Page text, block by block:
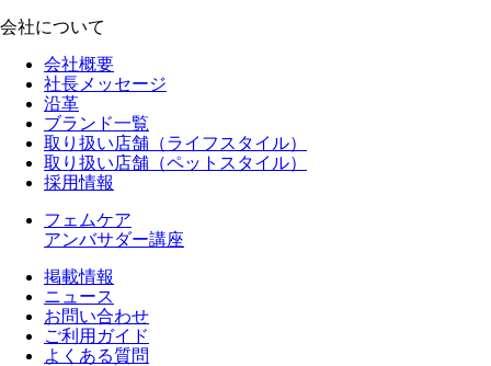
会社について
会社概要
社長メッセージ
沿革
ブランド一覧
取り扱い店舗（ライフスタイル）
取り扱い店舗（ペットスタイル）
採用情報
フェムケア
アンバサダー講座
掲載情報
ニュース
お問い合わせ
ご利用ガイド
よくある質問